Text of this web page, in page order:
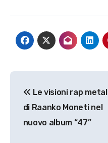
articoli
Le visioni rap metal
di Raanko Moneti nel
nuovo album “47”